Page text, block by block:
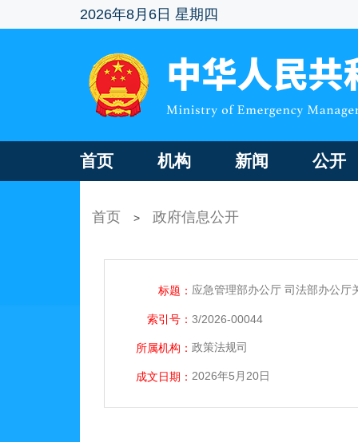
2026年8月6日 星期四
首页 机构 新闻 公开
首页 > 政府信息公开
标题： 应急管理部办公厅 司法部办公厅
索引号： 3/2026-00044
所属机构： 政策法规司
成文日期： 2026年5月20日